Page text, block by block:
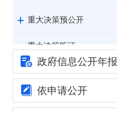
重大决策预公开
重大决策听证
统计信息
自然资源
政府信息公开年报
依申请公开